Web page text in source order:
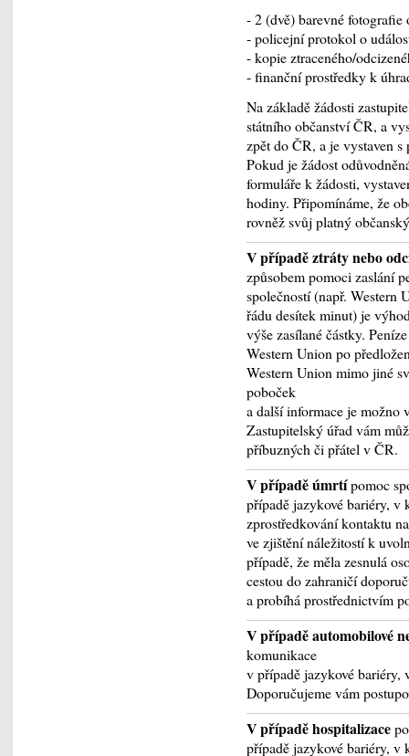
- 2 (dvě) barevné
- policejní protokol o
- kopie ztraceného/
- finanční prostředky k
Na základě žádosti
státního občanství ČR, a
zpět do ČR, a je vystaven
Pokud je žádost
formuláře k žádosti,
hodiny. Připomínáme, že
rovněž svůj platný
V případě ztráty nebo
způsobem pomoci zaslání
společností (např.
řádu desítek minut) je
výše zasílané částky.
Western Union po
Western Union mimo jiné
poboček
a další informace je možno
Zastupitelský úřad vám
příbuzných či přátel v ČR.
V případě úmrtípomoc
případě jazykové bariéry,
zprostředkování kontaktu
ve zjištění náležitostí k
případě, že měla zesnulá
cestou do zahraničí
a probíhá prostřednictvím
V případě automobilové
komunikace
v případě jazykové
Doporučujeme vám
V případě hospitalizace
případě jazykové bariéry, v